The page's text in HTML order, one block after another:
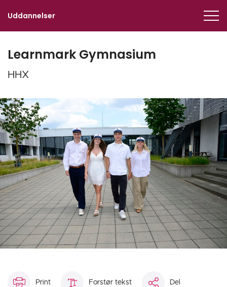
Uddannelser
Learn­mark Gym­na­si­um
HHX
Print Forstør tekst Del